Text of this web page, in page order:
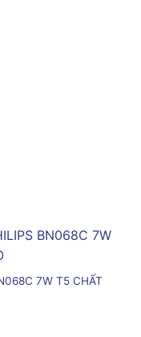
7W T5 CHẤT